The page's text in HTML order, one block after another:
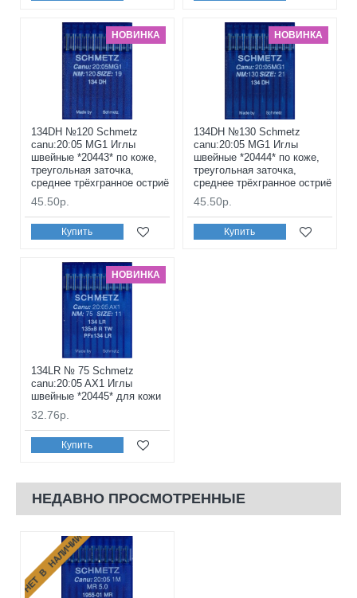
НОВИНКА
134DH №120 Schmetz
canu:20:05 MG1 Иглы
швейные *20443* по коже,
треугольная заточка,
среднее трёхгранное остриё
45.50р.
Купить
НОВИНКА
134DH №130 Schmetz
canu:20:05 MG1 Иглы
швейные *20444* по коже,
треугольная заточка,
среднее трёхгранное остриё
45.50р.
Купить
НОВИНКА
134LR № 75 Schmetz
canu:20:05 AX1 Иглы
швейные *20445* для кожи
32.76р.
Купить
НЕДАВНО ПРОСМОТРЕННЫЕ
НЕТ В НАЛИЧИИ